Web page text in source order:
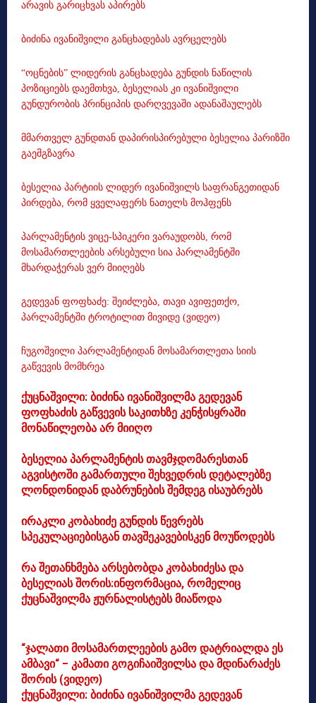
არავის გარიცხვას აპირებს
ბიძინა ივანიშვილი განცხადებას ავრცელებს
“ოცნების” ლიდერის განცხადება გუნდის ნაწილის
პოზიციებს დაემთხვა, ბესელიას კი ივანიშვილი
გუნდურობის პრინციპის დარღვევაში ადანაშაულებს
მმართველ გუნდთან დაპირისპირებული ბესელია პარიზში
გაემგზავრა
ბესელია პარტიის ლიდერ ივანიშვილს საფრანგეთიდან
პირდება, რომ ყველაფერს ნათელს მოჰფენს
პარლამენტის ვიცე-სპიკერი ვარაუდობს, რომ
მოსამართლეების არსებული სია პარლამენტში
მხარდაჭერას ვერ მიიღებს
გედევან ფოფხაძე: შეიძლება, თავი ავიფეთქო,
პარლამენტში ტროტილით მივიდე (ვიდეო)
ჩუგოშვილი პარლამენტიდან მოსამართლეთა სიის
გაწვევის მომხრეა
ქუცნაშვილი: ბიძინა ივანიშვილმა გედევან
ფოფხაძის გაწვევის საკითხზე კენჭისყრაში
მონაწილეობა არ მიიღო
ბესელია პარლამენტის თავმჯდომარესთან
აგვისტოში გამართული შეხვედრის დეტალებზე
ლონდონიდან დაბრუნების შემდეგ ისაუბრებს
ირაკლი კობახიძე გუნდის წევრებს
სპეკულაციებისგან თავშეკავებისკენ მოუწოდებს
რა შეთანხმება არსებობდა კობახიძესა და
ბესელიას შორის:ინფორმაცია, რომელიც
ქუცნაშვილმა ჟურნალისტებს მიაწოდა
“ჯალათი მოსამართლეების გამო დატრიალდა ეს
ამბავი“ – კამათი გოგიჩაიშვილსა და მდინარაძეს
შორის (ვიდეო)
ქუცნაშვილი: ბიძინა ივანიშვილმა გედევან